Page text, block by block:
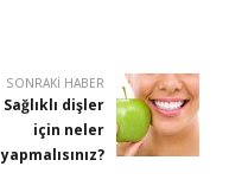
SONRAKI HABER
Sağlıklı dişler
için neler
yapmalısınız?